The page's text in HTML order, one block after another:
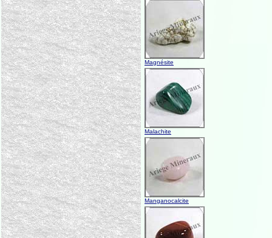
Magnésite
Malachite
Manganocalcite